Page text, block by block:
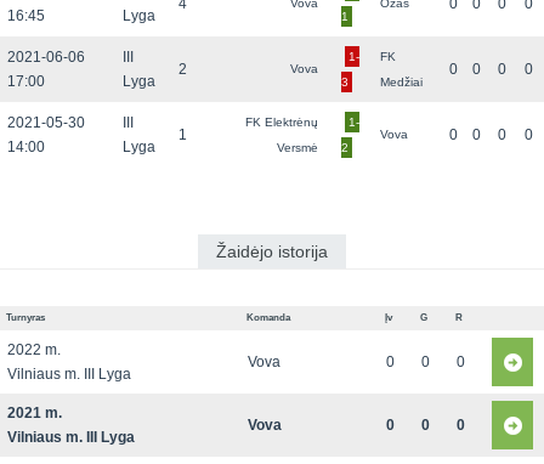
16:45
Lyga
4 Vova
1
Ozas 0 0 0 0
2021-06-06
17:00
Lyga
2 Vova
1-
3
FK
Medžiai
0 0 0 0
2021-05-30
14:00
Lyga
1
FK Elektrėnų
Versmė
1-
2
Vova 0 0 0 0
Žaidėjo istorija
Turnyras Komanda Įv G R
2022 m.
Vilniaus m. III Lyga
Vova 0 0 0
2021 m.
Vilniaus m. III Lyga
Vova 0 0 0